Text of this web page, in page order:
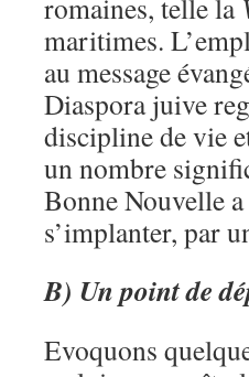
romaines, telle la
maritimes.
au message
Diaspora juive
discipline de vie
un nombre
Bonne Nouvelle
s’implanter, par
B) Un point de
Evoquons